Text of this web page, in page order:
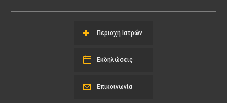
Περιοχή Ιατρών
Εκδηλώσεις
Επικοινωνία